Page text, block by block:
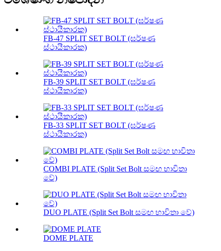
FB-47 SPLIT SET BOLT (ඝර්ෂණ
ස්ථායීකාරක)
FB-39 SPLIT SET BOLT (ඝර්ෂණ
ස්ථායීකාරක)
FB-33 SPLIT SET BOLT (ඝර්ෂණ
ස්ථායීකාරක)
COMBI PLATE (Split Set Bolt සමඟ භාවිතා
වේ)
DUO PLATE (Split Set Bolt සමඟ භාවිතා වේ)
DOME PLATE